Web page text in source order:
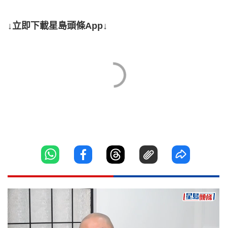
↓立即下載星島頭條App↓